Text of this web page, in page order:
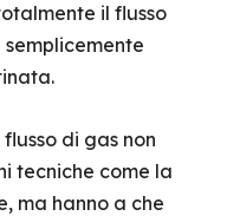
il flusso
di gas non
tecniche come la
ma hanno a che